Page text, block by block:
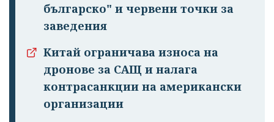
излязохте от
профила си!
българско" и червени точки за
заведения
Китай ограничава износа на
дронове за САЩ и налага
контрасанкции на американски
организации